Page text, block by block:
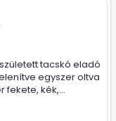
tacskó eladó
egyszer oltva
fekete, kék,...